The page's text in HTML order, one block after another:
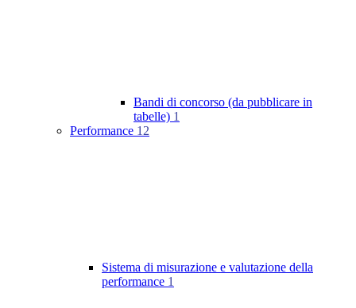
Bandi di concorso (da pubblicare in
tabelle) 1
Performance 12
Sistema di misurazione e valutazione della
performance 1